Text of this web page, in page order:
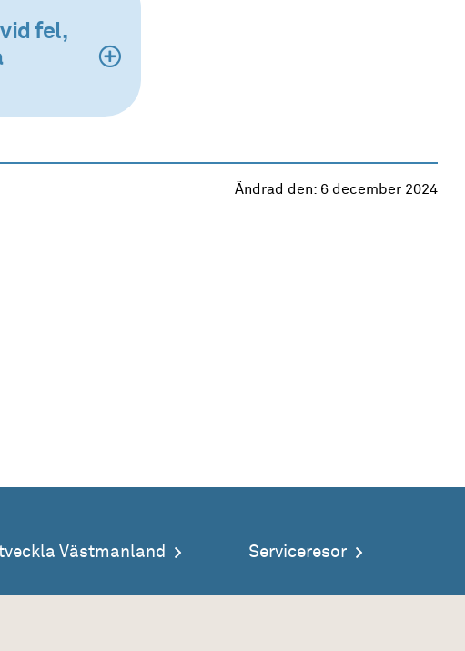
fel,
Ändrad den: 6 december 2024
Västmanland Serviceresor